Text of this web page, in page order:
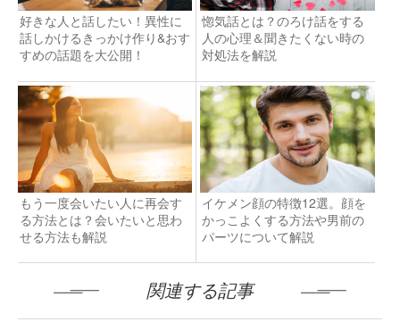
好きな人と話したい！異性に
話しかけるきっかけ作り&おす
すめの話題を大公開！
惚気話とは？のろけ話をする
人の心理＆聞きたくない時の
対処法を解説
もう一度会いたい人に再会す
る方法とは？会いたいと思わ
せる方法も解説
イケメン顔の特徴12選。顔を
かっこよくする方法や男前の
パーツについて解説
関連する記事